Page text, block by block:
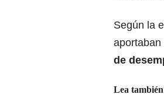
Según la
aportaban
de
Lea